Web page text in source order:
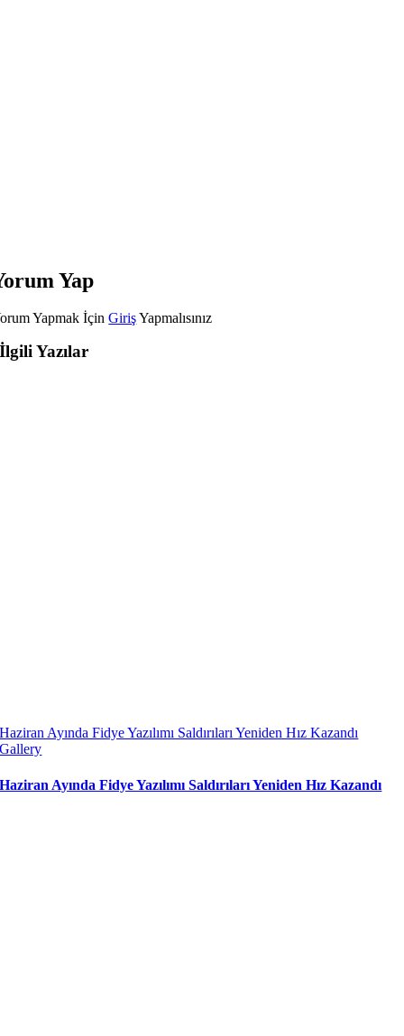
Yap
Yapmak İçinGirişYapmalısınız
İlgili Yazılar
Haziran Ayında Fidye Yazılımı Saldırıları Yeniden Hız Kazandı
Gallery
Haziran Ayında Fidye Yazılımı Saldırıları Yeniden Hız Kazandı